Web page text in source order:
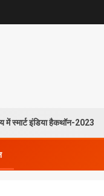
में स्मार्ट इंडिया हैकथॉन-2023